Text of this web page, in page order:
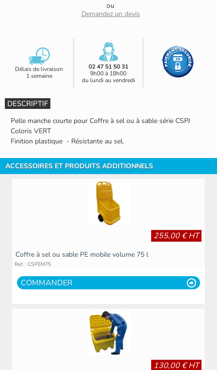
ou
Demandez un devis
Délais de livraison
1 semaine
02 47 51 50 31
9h00 à 18h00
du lundi au vendredi
DESCRIPTIF
Pelle manche courte pour Coffre à sel ou à sable série CSPJ
Coloris VERT
Finition plastique - Résistante au sel.
ACCESSOIRES ET PRODUITS ADDITIONNELS
255,00 € HT
Coffre à sel ou sable PE mobile volume 75 l
Ref. : CSPEM75
COMMANDER
130,00 € HT